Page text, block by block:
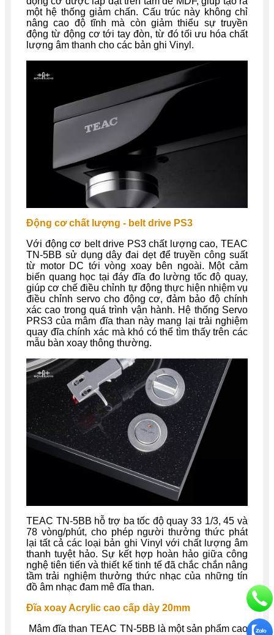
một hệ thống giảm chấn. Cấu trúc này không chỉ
nâng cao độ tĩnh mà còn giảm thiểu sự truyền
động từ động cơ tới tay đòn, từ đó tối ưu hóa chất
lượng âm thanh cho các bản ghi Vinyl.
Động cơ chất lượng - belt drive PS3
Với động cơ belt drive PS3 chất lượng cao, TEAC
TN-5BB sử dụng dây đai dẹt để truyền công suất
từ motor DC tới vòng xoay bên ngoài. Một cảm
biến quang học tại đáy đĩa đo lường tốc độ quay,
giúp cơ chế điều chỉnh tự động thực hiện nhiệm vụ
điều chỉnh servo cho động cơ, đảm bảo độ chính
xác cao trong quá trình vận hành. Hệ thống Servo
PRS3 của mâm đĩa than này mang lại trải nghiệm
quay đĩa chính xác mà khó có thể tìm thấy trên các
mẫu bàn xoay thông thường.
TEAC TN-5BB hỗ trợ ba tốc độ quay 33 1/3, 45 và
78 vòng/phút, cho phép người thưởng thức phát
lại tất cả các loại bản ghi Vinyl với chất lượng âm
thanh tuyệt hảo. Sự kết hợp hoàn hảo giữa công
nghệ tiên tiến và thiết kế tinh tế đã chắc chắn nâng
tầm trải nghiệm thưởng thức nhạc của những tín
đồ âm nhạc đam mê đĩa than.
Đĩa xoay Acrylic cao cấp dày 20mm
Mâm đĩa than TEAC TN-5BB là một sản phẩm cao